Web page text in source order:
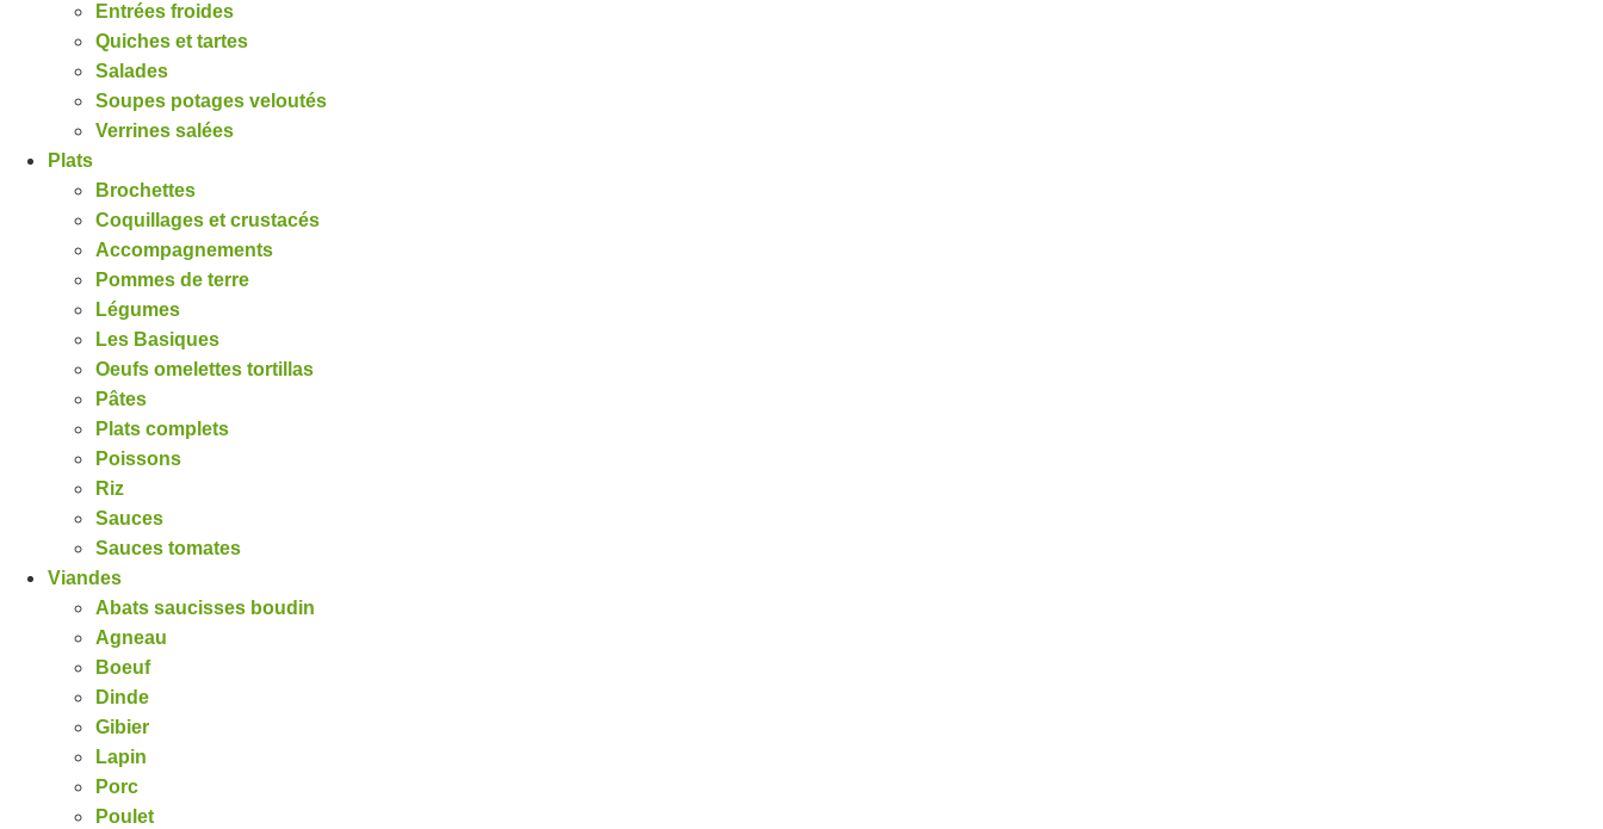
Entrées froides
Quiches et tartes
Salades
Soupes potages veloutés
Verrines salées
Plats
Brochettes
Coquillages et crustacés
Accompagnements
Pommes de terre
Légumes
Les Basiques
Oeufs omelettes tortillas
Pâtes
Plats complets
Poissons
Riz
Sauces
Sauces tomates
Viandes
Abats saucisses boudin
Agneau
Boeuf
Dinde
Gibier
Lapin
Porc
Poulet